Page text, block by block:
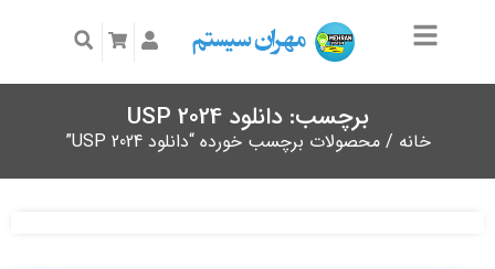
برچسب: دانلود USP 2024
خانه / محصولات برچسب خورده “دانلود USP 2024”